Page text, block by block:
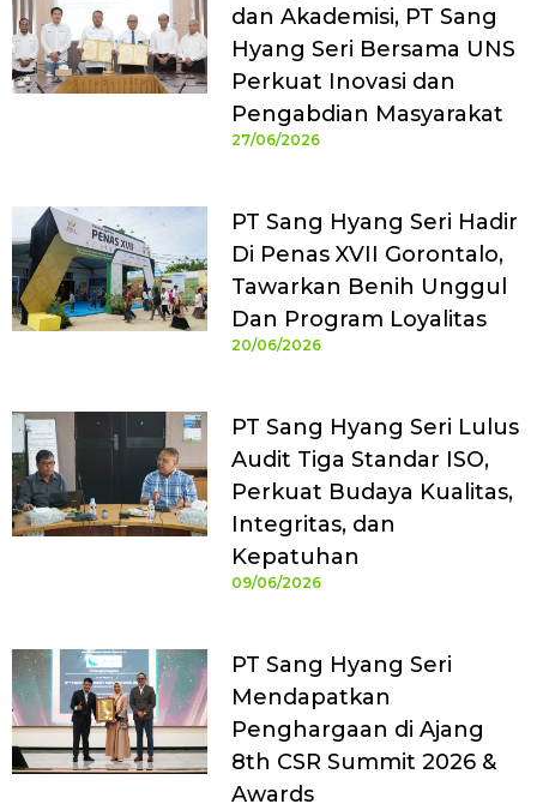
dan Akademisi, PT Sang
Hyang Seri Bersama UNS
Perkuat Inovasi dan
Pengabdian Masyarakat
27/06/2026
PT Sang Hyang Seri Hadir
Di Penas XVII Gorontalo,
Tawarkan Benih Unggul
Dan Program Loyalitas
20/06/2026
PT Sang Hyang Seri Lulus
Audit Tiga Standar ISO,
Perkuat Budaya Kualitas,
Integritas, dan
Kepatuhan
09/06/2026
PT Sang Hyang Seri
Mendapatkan
Penghargaan di Ajang
8th CSR Summit 2026 &
Awards